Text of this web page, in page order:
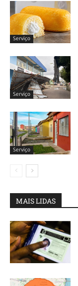
Serviço
Serviço
Serviço
MAIS LIDAS